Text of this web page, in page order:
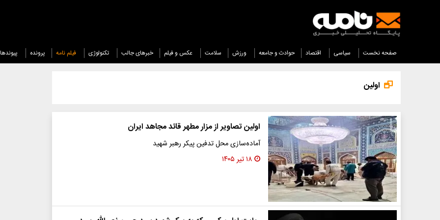
صفحه نخست سیاسی اقتصاد حوادث و جامعه ورزش سلامت عکس و فیلم خبرهای جالب تکنولوژی فیلم نامه پرونده پیوندها
اولین
اولین تصاویر از مزار مطهر قائد مجاهد ایران
آماده‌سازی محل تدفین پیکر رهبر شهید
۱۸ تیر ۱۴۰۵